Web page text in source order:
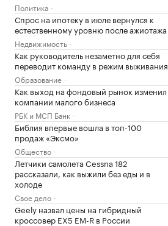
Политика
Спрос на ипотеку в июле вернулся к
естественному уровню после ажиотажа
Недвижимость
Как руководитель незаметно для себя
переводит команду в режим выживания
Образование
Как выход на фондовый рынок изменил
компании малого бизнеса
РБК и МСП Банк
Библия впервые вошла в топ-100
продаж «Эксмо»
Общество
Летчики самолета Cessna 182
рассказали, как выжили без еды и в
холоде
Свое дело
Geely назвал цены на гибридный
кроссовер EX5 EM-R в России